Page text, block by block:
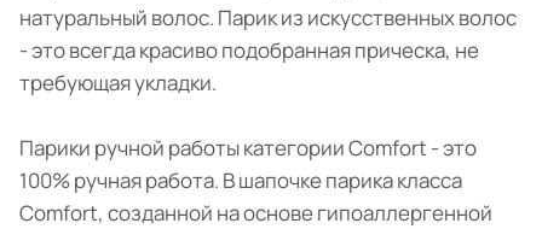
натуральный волос. Парик из искусственных волос
- это всегда красиво подобранная прическа, не
требующая укладки.
Парики ручной работы категории Comfort - это
100% ручная работа. В шапочке парика класса
Comfort, созданной на основе гипоаллергенной